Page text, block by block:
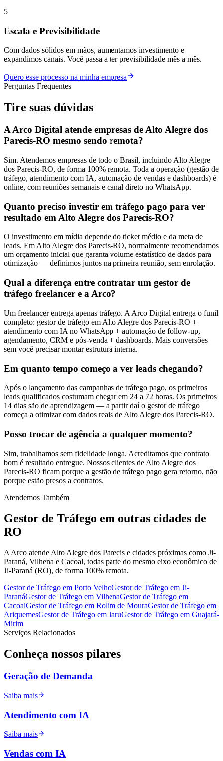
5
Escala e Previsibilidade
Com dados sólidos em mãos, aumentamos investimento e
expandimos canais. Você passa a ter previsibilidade mês a mês.
Quero esse processo na minha empresa
Perguntas Frequentes
Tire suas dúvidas
A Arco Digital atende empresas de Alto Alegre dos
Parecis-RO mesmo sendo remota?
Sim. Atendemos empresas de todo o Brasil, incluindo Alto Alegre
dos Parecis-RO, de forma 100% remota. Toda a operação (gestão de
tráfego, atendimento com IA, automação de vendas e dashboards) é
online, com reuniões semanais e canal direto no WhatsApp.
Quanto preciso investir em tráfego pago para ver
resultado em Alto Alegre dos Parecis-RO?
O investimento em mídia depende do ticket médio e da meta de
leads. Em Alto Alegre dos Parecis-RO, normalmente recomendamos
um orçamento inicial que garanta volume estatístico de dados para
otimização — definimos juntos na primeira reunião, sem enrolação.
Qual a diferença entre contratar um gestor de
tráfego freelancer e a Arco?
Um freelancer entrega apenas tráfego. A Arco Digital entrega o funil
completo: gestor de tráfego em Alto Alegre dos Parecis-RO +
atendimento com IA no WhatsApp + automação de follow-up,
agendamento, CRM e pós-venda + dashboards. Mais conversões
sem você precisar montar estrutura interna.
Em quanto tempo começo a ver leads chegando?
Após o lançamento das campanhas de tráfego pago, os primeiros
leads qualificados costumam chegar em 24 a 72 horas. Os primeiros
14 dias são de aprendizagem — a partir daí o gestor de tráfego
começa a otimizar com dados reais de Alto Alegre dos Parecis-RO.
Posso trocar de agência a qualquer momento?
Sim, trabalhamos sem fidelidade longa. Acreditamos que contrato
bom é resultado entregue. Nossos clientes de Alto Alegre dos
Parecis-RO ficam porque a gestão de tráfego pago gera retorno, não
porque estão presos a contratos.
Atendemos Também
Gestor de Tráfego em outras cidades de
RO
A Arco atende Alto Alegre dos Parecis e cidades próximas como Ji-
Paraná, Vilhena e Cacoal, todas parte do mesmo eixo econômico de
Ji-Paraná (RO), de forma 100% remota.
Gestor de Tráfego em Porto VelhoGestor de Tráfego em Ji-
ParanáGestor de Tráfego em VilhenaGestor de Tráfego em
CacoalGestor de Tráfego em Rolim de MouraGestor de Tráfego em
AriquemesGestor de Tráfego em JaruGestor de Tráfego em Guajará-
Mirim
Serviços Relacionados
Conheça nossos pilares
Geração de Demanda
Saiba mais
Atendimento com IA
Saiba mais
Vendas com IA